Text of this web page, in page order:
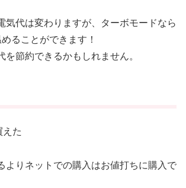
気代は変わりますが、ターボモードなら
ることができます！
を節約できるかもしれません。
えた
よりネットでの購入はお値打ちに購入で